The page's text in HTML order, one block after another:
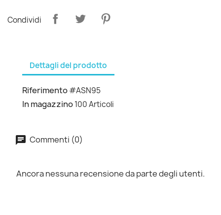
Condividi
Dettagli del prodotto
Riferimento#ASN95
In magazzino100 Articoli
Commenti (0)
Ancora nessuna recensione da parte degli utenti.